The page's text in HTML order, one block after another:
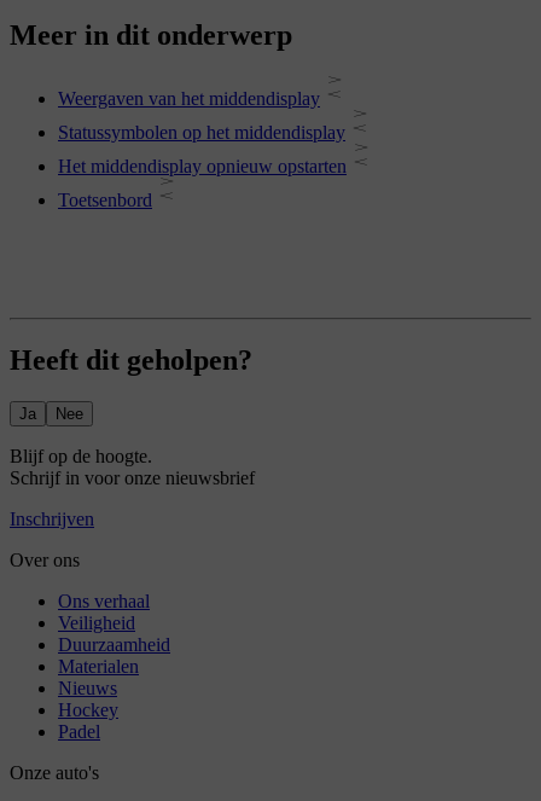
Meer in dit onderwerp
Weergaven van het middendisplay
Statussymbolen op het middendisplay
Het middendisplay opnieuw opstarten
Toetsenbord
Heeft dit geholpen?
Ja Nee